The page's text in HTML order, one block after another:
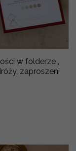
w folderze ,
zaproszeni